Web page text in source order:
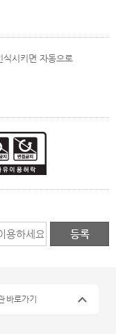
식시키면 자동으로
바로가기